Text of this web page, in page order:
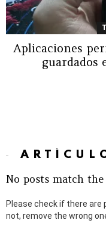
Aplicaciones
guardados
No posts match
Please check if there
not, remove the wrong